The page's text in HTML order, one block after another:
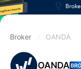
Broker OANDA
OANDA